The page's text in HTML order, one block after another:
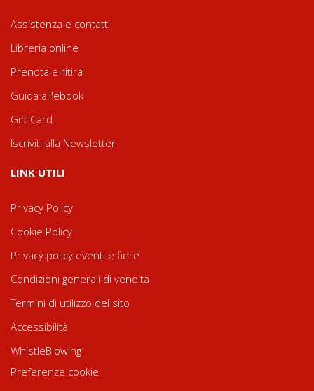
Assistenza e contatti
Libreria online
Prenota e ritira
Guida all'ebook
Gift Card
Iscriviti alla Newsletter
LINK UTILI
Privacy Policy
Cookie Policy
Privacy policy eventi e fiere
Condizioni generali di vendita
Termini di utilizzo del sito
Accessibilità
WhistleBlowing
Preferenze cookie